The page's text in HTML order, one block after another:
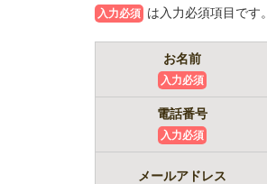
入力必須 は入力必須項目です。
お名前
入力必須
電話番号
入力必須
メールアドレス